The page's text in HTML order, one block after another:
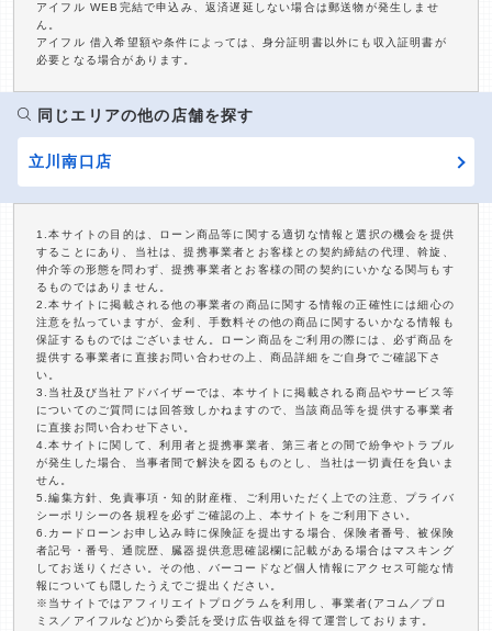
アイフル WEB完結で申込み、返済遅延しない場合は郵送物が発生しませ
ん。
アイフル 借入希望額や条件によっては、身分証明書以外にも収入証明書が
必要となる場合があります。
同じエリアの他の店舗を探す
立川南口店
1.本サイトの目的は、ローン商品等に関する適切な情報と選択の機会を提供
することにあり、当社は、提携事業者とお客様との契約締結の代理、斡旋、
仲介等の形態を問わず、提携事業者とお客様の間の契約にいかなる関与もす
るものではありません。
2.本サイトに掲載される他の事業者の商品に関する情報の正確性には細心の
注意を払っていますが、金利、手数料その他の商品に関するいかなる情報も
保証するものではございません。ローン商品をご利用の際には、必ず商品を
提供する事業者に直接お問い合わせの上、商品詳細をご自身でご確認下さ
い。
3.当社及び当社アドバイザーでは、本サイトに掲載される商品やサービス等
についてのご質問には回答致しかねますので、当該商品等を提供する事業者
に直接お問い合わせ下さい。
4.本サイトに関して、利用者と提携事業者、第三者との間で紛争やトラブル
が発生した場合、当事者間で解決を図るものとし、当社は一切責任を負いま
せん。
5.編集方針、免責事項・知的財産権、ご利用いただく上での注意、プライバ
シーポリシーの各規程を必ずご確認の上、本サイトをご利用下さい。
6.カードローンお申し込み時に保険証を提出する場合、保険者番号、被保険
者記号・番号、通院歴、臓器提供意思確認欄に記載がある場合はマスキング
してお送りください。その他、バーコードなど個人情報にアクセス可能な情
報についても隠したうえでご提出ください。
※当サイトではアフィリエイトプログラムを利用し、事業者(アコム／プロ
ミス／アイフルなど)から委託を受け広告収益を得て運営しております。